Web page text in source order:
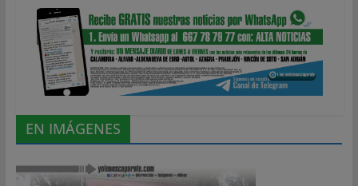
EN IMÁGENES